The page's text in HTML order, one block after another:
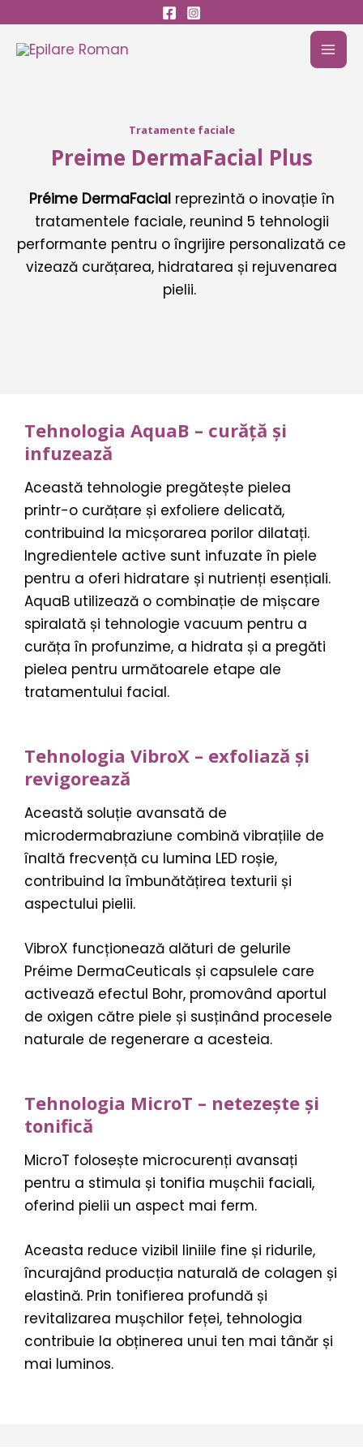
content
Tratamente faciale
Preime DermaFacial Plus
Préime DermaFacialreprezintă o inovație în
tratamentele faciale, reunind 5 tehnologii
performante pentru o îngrijire personalizată ce
vizează curățarea, hidratarea și rejuvenarea
pielii.
Tehnologia AquaB – curăță și
infuzează
Această tehnologie pregătește pielea
printr-o curățare și exfoliere delicată,
contribuind la micșorarea porilor dilatați.
Ingredientele active sunt infuzate în piele
pentru a oferi hidratare și nutrienți esențiali.
AquaB utilizează o combinație de mișcare
spiralată și tehnologie vacuum pentru a
curăța în profunzime, a hidrata și a pregăti
pielea pentru următoarele etape ale
tratamentului facial.
Tehnologia VibroX – exfoliază și
revigorează
Această soluție avansată de
microdermabraziune combină vibrațiile de
înaltă frecvență cu lumina LED roșie,
contribuind la îmbunătățirea texturii și
aspectului pielii.
VibroX funcționează alături de gelurile
Préime DermaCeuticals și capsulele care
activează efectul Bohr, promovând aportul
de oxigen către piele și susținând procesele
naturale de regenerare a acesteia.
Tehnologia MicroT – netezește și
tonifică
MicroT folosește microcurenți avansați
pentru a stimula și tonifia mușchii faciali,
oferind pielii un aspect mai ferm.
Aceasta reduce vizibil liniile fine și ridurile,
încurajând producția naturală de colagen și
elastină. Prin tonifierea profundă și
revitalizarea mușchilor feței, tehnologia
contribuie la obținerea unui ten mai tânăr și
mai luminos.